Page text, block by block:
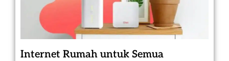
Internet Rumah untuk Semua